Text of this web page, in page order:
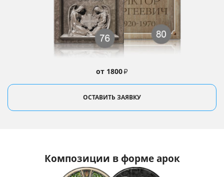
от 1800₽
ОСТАВИТЬ ЗАЯВКУ
Композиции в форме арок